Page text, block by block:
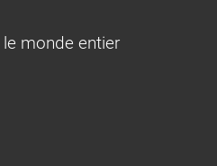
monde entier